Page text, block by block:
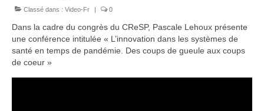
Équipe
Publications
Vidéos
Classé dans : Video-Fr | 0
Dans la cadre du congrès du CReSP, Pascale Lehoux présente
une conférence intitulée « L’innovation dans les systèmes de
santé en temps de pandémie. Des coups de gueule aux coups
de coeur »